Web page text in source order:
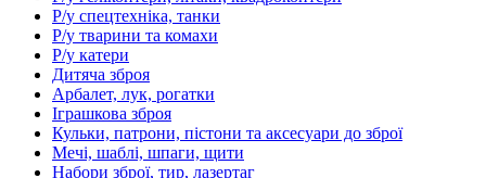
Р/у спецтехніка, танки
Р/у тварини та комахи
Р/у катери
Дитяча зброя
Арбалет, лук, рогатки
Іграшкова зброя
Кульки, патрони, пістони та аксесуари до зброї
Мечі, шаблі, шпаги, щити
Набори зброї, тир, лазертаг